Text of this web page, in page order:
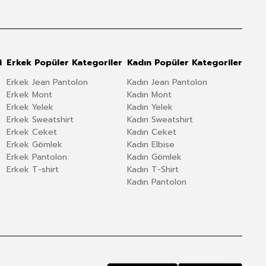
Erkek Popüler Kategoriler
Erkek Jean Pantolon
Erkek Mont
Erkek Yelek
Erkek Sweatshirt
Erkek Ceket
Erkek Gömlek
Erkek Pantolon
Erkek T-shirt
Kadın Popüler Kategoriler
Kadın Jean Pantolon
Kadın Mont
Kadın Yelek
Kadın Sweatshirt
Kadın Ceket
Kadın Elbise
Kadın Gömlek
Kadın T-Shirt
Kadın Pantolon